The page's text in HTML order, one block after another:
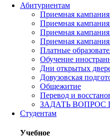
Абитуриентам
Приемная
Приемная
Приемная
Приемная
Платные
Обучение
Дни открытых
Довузовская
Общежитие
Перевод и
ЗАДАТЬ
Студентам
Учебное